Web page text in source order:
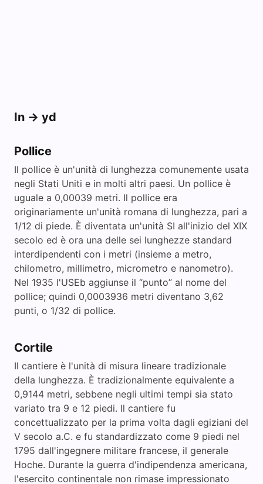
In -> yd
Pollice
Il pollice è un'unità di lunghezza comunemente usata
negli Stati Uniti e in molti altri paesi. Un pollice è
uguale a 0,00039 metri. Il pollice era
originariamente un'unità romana di lunghezza, pari a
1/12 di piede. È diventata un'unità SI all'inizio del XIX
secolo ed è ora una delle sei lunghezze standard
interdipendenti con i metri (insieme a metro,
chilometro, millimetro, micrometro e nanometro).
Nel 1935 l'USEb aggiunse il “punto” al nome del
pollice; quindi 0,0003936 metri diventano 3,62
punti, o 1/32 di pollice.
Cortile
Il cantiere è l'unità di misura lineare tradizionale
della lunghezza. È tradizionalmente equivalente a
0,9144 metri, sebbene negli ultimi tempi sia stato
variato tra 9 e 12 piedi. Il cantiere fu
concettualizzato per la prima volta dagli egiziani del
V secolo a.C. e fu standardizzato come 9 piedi nel
1795 dall'ingegnere militare francese, il generale
Hoche. Durante la guerra d'indipendenza americana,
l'esercito continentale non rimase impressionato